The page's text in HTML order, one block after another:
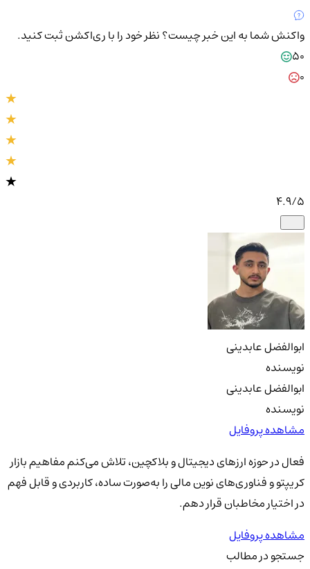
واکنش شما به این خبر چیست؟نظر خود را با ری‌اکشن ثبت کنید.
50
4.9/5
ابوالفضل عابدینی
نویسنده
ابوالفضل عابدینی
نویسنده
مشاهده پروفایل
فعال در حوزه ارزهای دیجیتال و بلاکچین، تلاش می‌کنم مفاهیم بازار
کریپتو و فناوری‌های نوین مالی را به‌صورت ساده، کاربردی و قابل فهم
در اختیار مخاطبان قرار دهم.
مشاهده پروفایل
جستجو در مطالب